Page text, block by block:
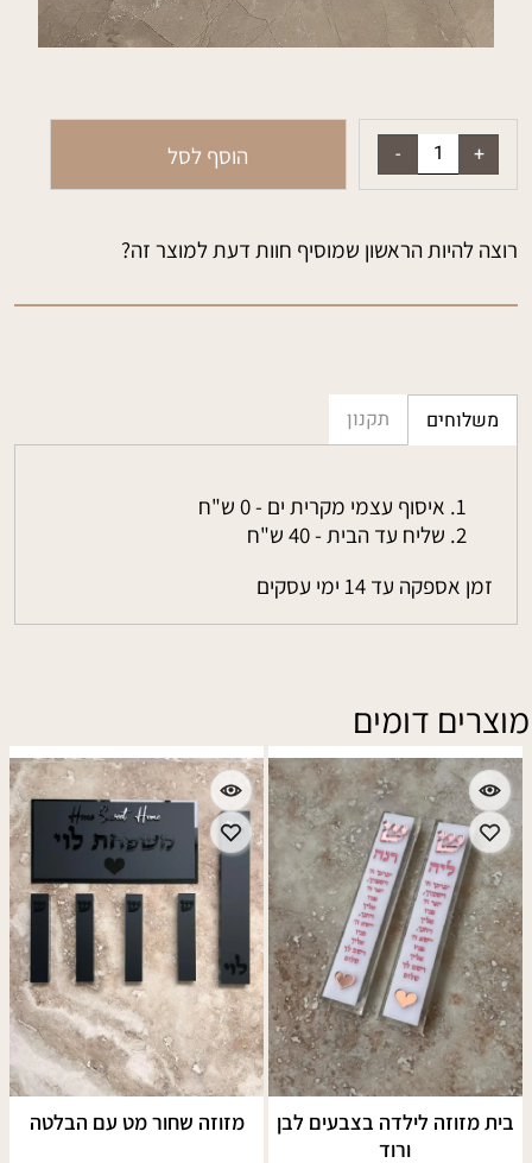
הוסף לסל
רוצה להיות הראשון שמוסיף חוות דעת למוצר זה?
משלוחים תקנון
איסוף עצמי מקרית ים - 0 ש"ח
שליח עד הבית - 40 ש"ח
זמן אספקה עד 14 ימי עסקים
מוצרים דומים
בית מזוזה לילדה בצבעים לבן
ורוד
מזוזה שחור מט עם הבלטה